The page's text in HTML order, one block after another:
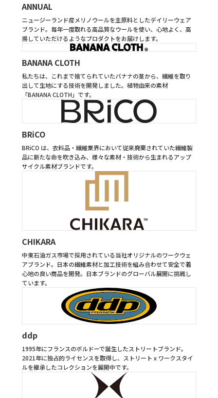
ANNUAL
ニュージーランド産メリノウールを主原料としたデイリーウェア
ブランド。毎年一度取れる高品質なウールを使い、心地よく、高
揚していただけるようなプロダクトをお届けします。
BANANA CLOTH
私たちは、これまで捨てられていたバナナの茎から、繊維を取り
出して生地にする技術を開発しました。植物由来の素材
「BANANA CLOTH」です。
BRiCO
BRiCO は、衣料品・繊維業界において従来廃棄されていた繊維製
品に新たな命を吹き込み、様々な素材・技術から生まれるアップ
サイクル素材ブランドです。
CHIKARA
中東石油ガス市場で採用されている当社オリジナルのワークウェ
アブランド。日本の繊維素材と加工技術を組み合わせて安全で着
心地の良い商品を開発。日本ブランドのグローバル展開に挑戦し
ています。
ddp
1995年にフランスのボルドーで誕生したストリートブランド。
2021年に独占的ライセンスを取得し、ストリートｘワークスタイ
ルを継承したコレクションを展開中です。